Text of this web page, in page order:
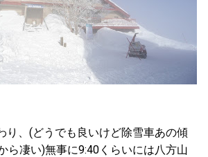
り、(どうでも良いけど除雪車あの傾
ら凄い)無事に9:40くらいには八方山